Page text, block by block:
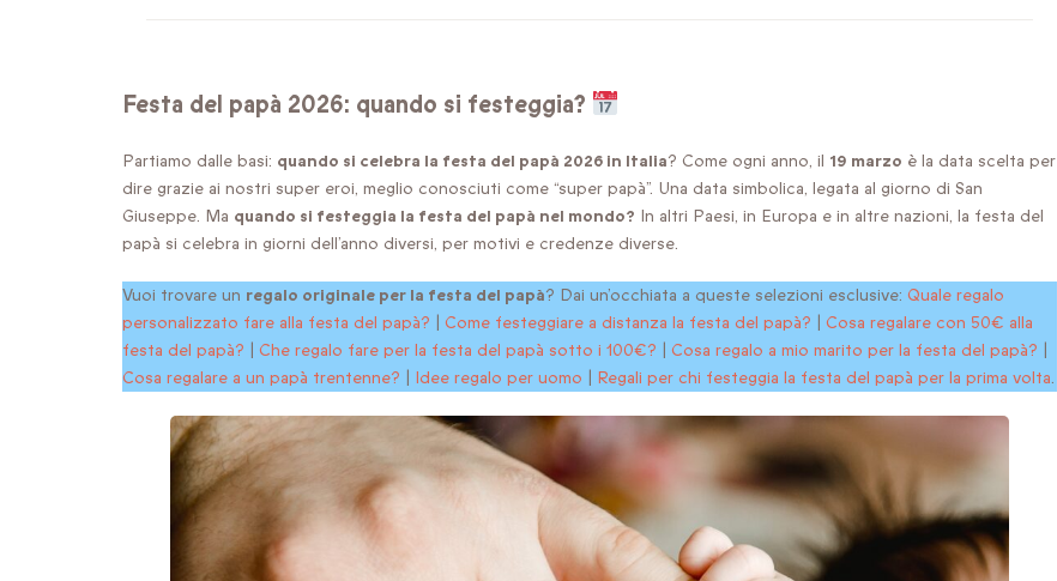
Festa del papà 2026: quando si festeggia?
Partiamo dalle basi: quando si celebra la festa del papà 2026 in Italia? Come ogni anno, il 19 marzo è la data scelta per
dire grazie ai nostri super eroi, meglio conosciuti come “super papà”. Una data simbolica, legata al giorno di San
Giuseppe. Ma quando si festeggia la festa del papà nel mondo? In altri Paesi, in Europa e in altre nazioni, la festa del
papà si celebra in giorni dell’anno diversi, per motivi e credenze diverse.
Vuoi trovare un regalo originale per la festa del papà? Dai un’occhiata a queste selezioni esclusive: Quale regalo
personalizzato fare alla festa del papà? | Come festeggiare a distanza la festa del papà? | Cosa regalare con 50€ alla
festa del papà? | Che regalo fare per la festa del papà sotto i 100€? | Cosa regalo a mio marito per la festa del papà? |
Cosa regalare a un papà trentenne? | Idee regalo per uomo | Regali per chi festeggia la festa del papà per la prima volta.